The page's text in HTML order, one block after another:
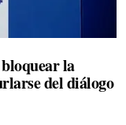
la
del diálogo